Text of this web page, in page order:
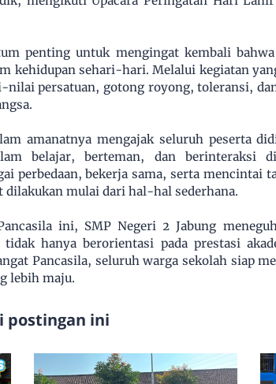
penting untuk mengingat kembali bahwa
kehidupan sehari-hari. Melalui kegiatan
persatuan, gotong royong, toleransi,
amanatnya mengajak seluruh peserta
belajar, berteman, dan berinteraksi
perbedaan, bekerja sama, serta mencintai
dilakukan mulai dari hal-hal sederhana.
ini, SMP Negeri 2 Jabung
hanya berorientasi pada prestasi
Pancasila, seluruh warga sekolah siap
lebih maju.
postingan ini